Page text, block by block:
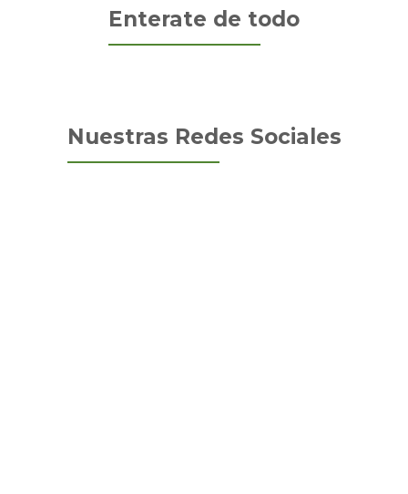
Enterate de todo
Nuestras Redes Sociales